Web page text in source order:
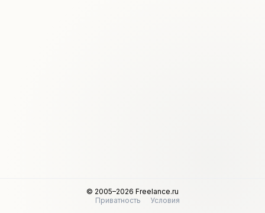
© 2005–2026 Freelance.ru
Приватность
Условия